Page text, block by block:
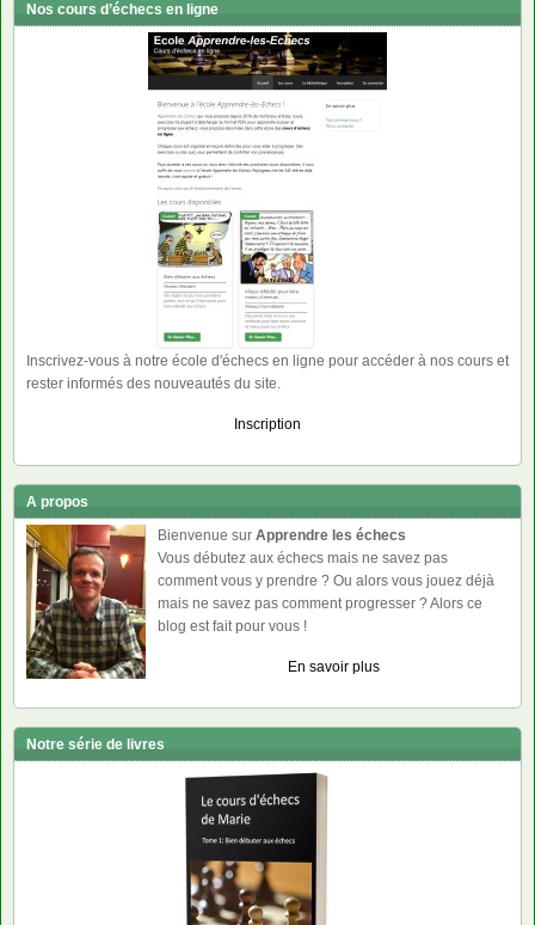
Nos cours d’échecs en ligne
Inscrivez-vous à notre école d'échecs en ligne pour accéder à nos cours et
rester informés des nouveautés du site.
Inscription
A propos
Bienvenue sur Apprendre les échecs
Vous débutez aux échecs mais ne savez pas
comment vous y prendre ? Ou alors vous jouez déjà
mais ne savez pas comment progresser ? Alors ce
blog est fait pour vous !
En savoir plus
Notre série de livres